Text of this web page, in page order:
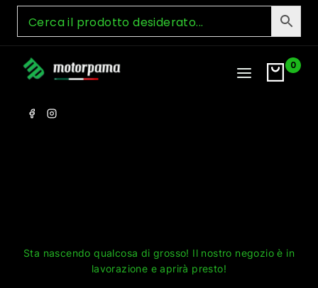
Skip
content
0
Sta nascendo qualcosa di grosso! Il nostro negozio è in
lavorazione e aprirà presto!